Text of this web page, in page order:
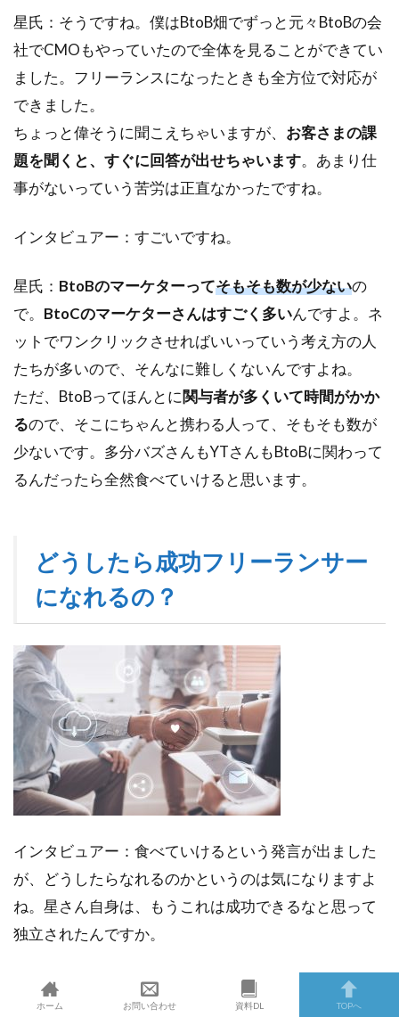
星氏：そうですね。僕はBtoB畑でずっと元々BtoBの会
社でCMOもやっていたので全体を見ることができてい
ました。フリーランスになったときも全方位で対応が
できました。
ちょっと偉そうに聞こえちゃいますが、 お客さまの課
題を聞くと、すぐに回答が出せちゃいます。あまり仕
事がないっていう苦労は正直なかったですね。
インタビュアー：すごいですね。
星氏： BtoBのマーケターってそもそも数が少ないの
で。 BtoCのマーケターさんはすごく多いんですよ。ネ
ットでワンクリックさせればいいっていう考え方の人
たちが多いので、そんなに難しくないんですよね。
ただ、BtoBってほんとに関与者が多くいて時間がかか
るので、そこにちゃんと携わる人って、そもそも数が
少ないです。多分バズさんもYTさんもBtoBに関わって
るんだったら全然食べていけると思います。
どうしたら成功フリーランサー
になれるの？
インタビュアー：食べていけるという発言が出ました
が、どうしたらなれるのかというのは気になりますよ
ね。星さん自身は、もうこれは成功できるなと思って
独立されたんですか。
星氏：いやいや、そんな 自信は全くなかった
です。や
っぱり、僕がいたコンサル会社でも絶対にかなわない
ホーム お問い合わせ 資料DL TOPへ